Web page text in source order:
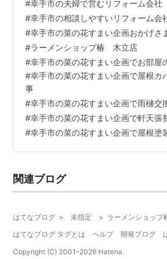
りに食べに行きました。 なかなか行
の久しぶりだったので いつも以上に
て大満足でした。 ↑ 今回はネギラー
うまかったです 我が家は好みがバラ
回は 私はしょうゆ 妻…
#幸手市の夫婦で営むリフォーム会社
#幸手市の相談しやすいリフォーム会
#幸手市の菜の花すまい企画おかげさ
#ラーメンショップ椿 木立店
#幸手市の菜の花すまい企画でお部屋
#幸手市の菜の花すまい企画で屋根カ
事
#幸手市の菜の花すまい企画で雨樋交
#幸手市の菜の花すまい企画で軒天張
#幸手市の菜の花すまい企画で屋根塗
関連ブログ
はてなブログ > 未指定 > ラーメンショッ
はてなブログ タグとは
ヘルプ 開発ブログ
Copyright (C) 2001-2026 Hatena.